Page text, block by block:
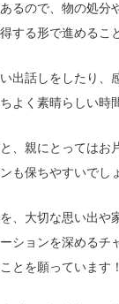
るので、物の処分
する形で進めるこ
出話しをしたり、
よく素晴らしい時
、親にとってはお
も保ちやすいでし
、大切な思い出や
ションを深めるチ
とを願っています！